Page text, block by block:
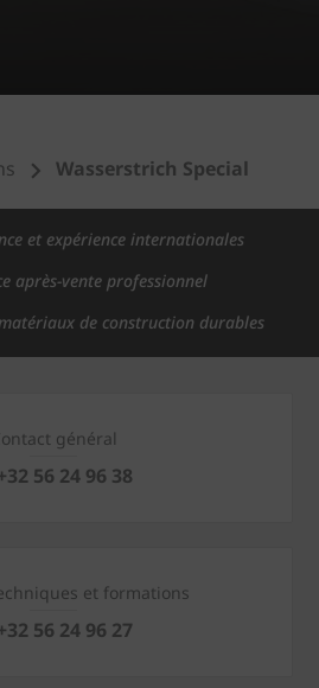
Wasserstrich Special
et expérience internationales
après-vente professionnel
de construction durables
général
56 24 96 38
et formations
56 24 96 27